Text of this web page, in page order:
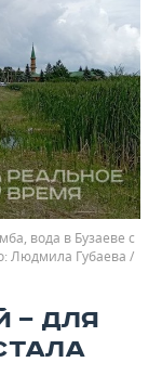
вода в Бузаеве с
Людмила Губаева /
— ДЛЯ